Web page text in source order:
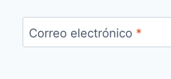
Correo electrónico *